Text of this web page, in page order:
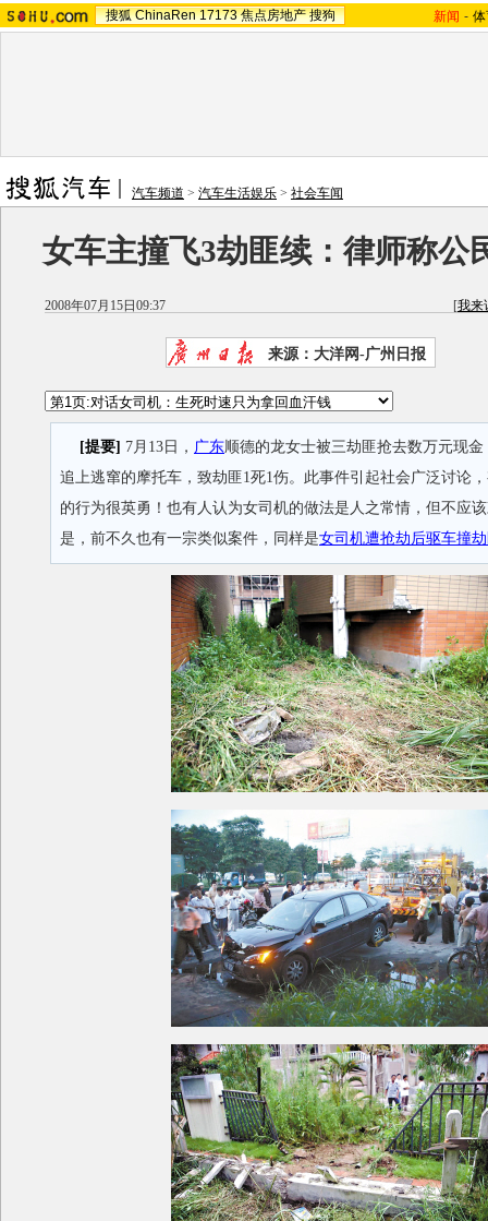
搜狐 ChinaRen 17173 焦点房地产 搜狗 新闻 -
汽车频道 > 汽车生活娱乐 > 社会车闻
女车主撞飞3劫匪续：律师称公
2008年07月15日09:37 [我来
来源：大洋网-广州日报
[提要] 7月13日， 广东顺德的龙女士被三劫匪抢去数万元现
追上逃窜的摩托车，致劫匪1死1伤。此事件引起社会广泛讨论
的行为很英勇！也有人认为女司机的做法是人之常情，但不应
是，前不久也有一宗类似案件，同样是女司机遭抢劫后驱车撞